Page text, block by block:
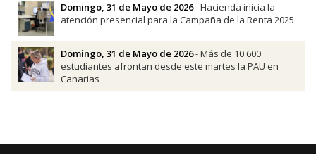
Domingo, 31 de Mayo de 2026- Hacienda inicia la
atención presencial para la Campaña de la Renta 2025
Domingo, 31 de Mayo de 2026- Más de 10.600
estudiantes afrontan desde este martes la PAU en
Canarias